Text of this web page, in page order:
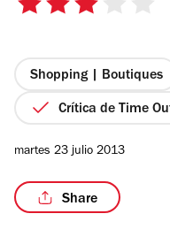
3
estrellas
Shopping | Boutiques
Crítica de Time
martes 23 julio 2013
Share